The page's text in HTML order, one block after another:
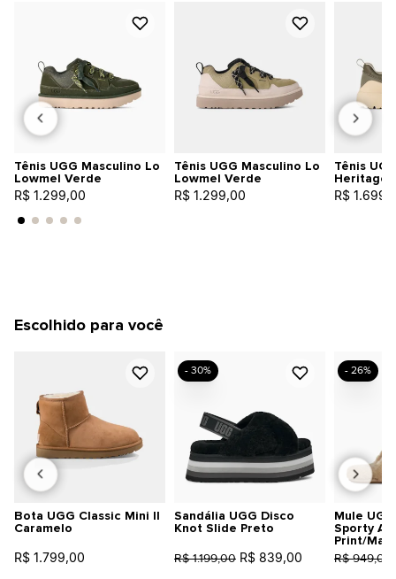
Tênis UGG Masculino Lo
Lowmel Verde
R$ 1.299,00
Tênis UGG Masculino Lo
Lowmel Verde
R$ 1.299,00
Tênis
Heritage
R$
Escolhido para você
Bota UGG Classic Mini II
Caramelo
R$ 1.799,00
Sandália UGG Disco
Knot Slide Preto
R$ 1.199,00 R$ 839,00
- 30%
Mule
Sporty
Print/
R$ 949,00
- 26%